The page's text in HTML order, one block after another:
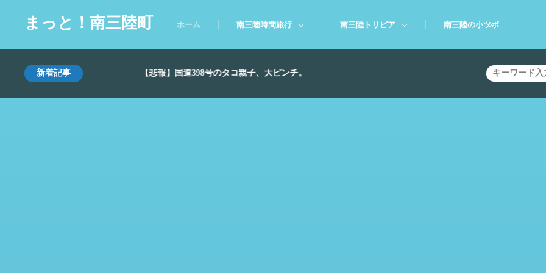
まっと！南三陸町 ホーム 南三陸時間旅行 南三陸トリビア 南三陸の小ツボ
新着記事 【悲報】国道398号のタコ親子、大ピンチ。